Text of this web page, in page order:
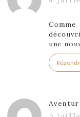
une